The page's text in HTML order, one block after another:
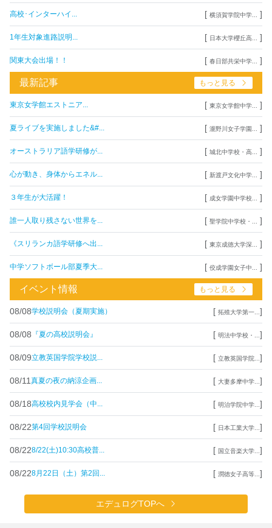
高校･インターハイ... [ 横須賀学院中学... ]
1年生対象進路説明... [ 日本大学櫻丘高... ]
関東大会出場！！ [ 春日部共栄中学... ]
最新記事 もっと見る
東京女学館エストニア... [ 東京女学館中学... ]
夏ライブを実施しました&#... [ 瀧野川女子学園... ]
オーストラリア語学研修が... [ 城北中学校・高... ]
心が動き、身体からエネル... [ 新渡戸文化中学... ]
３年生が大活躍！ [ 成女学園中学校... ]
誰一人取り残さない世界を... [ 聖学院中学校・... ]
《スリランカ語学研修へ出... [ 東京成徳大学深... ]
中学ソフトボール部夏季大... [ 佼成学園女子中... ]
イベント情報 もっと見る
08/08学校説明会（夏期実施） [ 拓殖大学第一... ]
08/08 『夏の高校説明会』 [ 明法中学校・... ]
08/09立教英国学院学校説... [ 立教英国学院... ]
08/11 真夏の夜の納涼企画... [ 大妻多摩中学... ]
08/18高校校内見学会（中... [ 明治学院中学... ]
08/22第4回学校説明会 [ 日本工業大学... ]
08/228/22(土)10:30高校普... [ 国立音楽大学... ]
08/228月22日（土）第2回... [ 潤徳女子高等... ]
エデュログTOPへ